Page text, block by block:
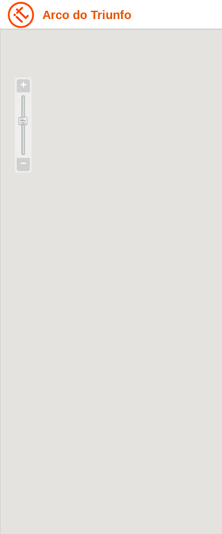
Arco do Triunfo
+
−